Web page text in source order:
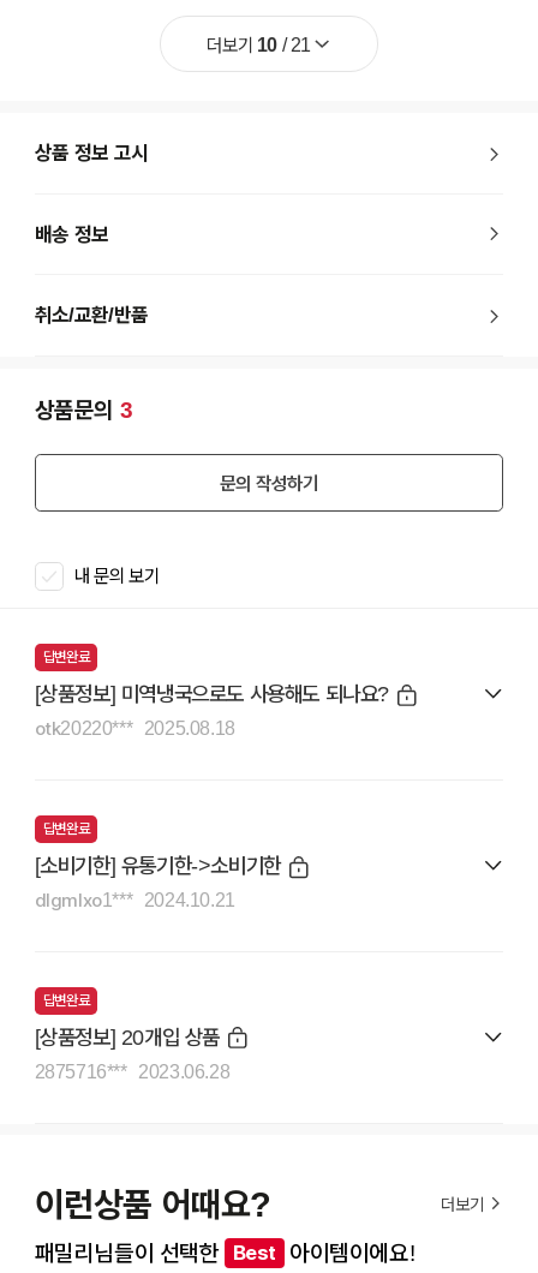
더보기 10/21
상품 정보 고시
배송 정보
취소/교환/반품
상품문의 3
문의 작성하기
내 문의 보기
답변완료
[상품정보] 미역냉국으로도 사용해도 되나요?
otk20220*** 2025.08.18
답변완료
[소비기한] 유통기한->소비기한
dlgmlxo1*** 2024.10.21
답변완료
[상품정보] 20개입 상품
2875716*** 2023.06.28
이런상품 어때요? 더보기
패밀리님들이 선택한 Best 아이템이에요!